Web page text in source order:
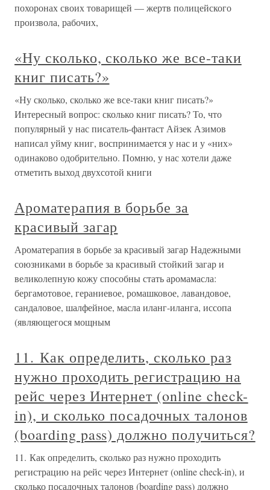
похоронах своих товарищей — жертв полицейского
произвола, рабочих,
«Ну сколько, сколько же все-таки
книг писать?»
«Ну сколько, сколько же все-таки книг писать?»
Интересный вопрос: сколько книг писать? То, что
популярный у нас писатель-фантаст Айзек Азимов
написал уйму книг, воспринимается у нас и у «них»
одинаково одобрительно. Помню, у нас хотели даже
отметить выход двухсотой книги
Ароматерапия в борьбе за
красивый загар
Ароматерапия в борьбе за красивый загар Надежными
союзниками в борьбе за красивый стойкий загар и
великолепную кожу способны стать аромамасла:
бергамотовое, гераниевое, ромашковое, лавандовое,
сандаловое, шалфейное, масла иланг-иланга, иссопа
(являющегося мощным
11. Как определить, сколько раз
нужно проходить регистрацию на
рейс через Интернет (online check-
in), и сколько посадочных талонов
(boarding pass) должно получиться?
11. Как определить, сколько раз нужно проходить
регистрацию на рейс через Интернет (online check-in), и
сколько посадочных талонов (boarding pass) должно